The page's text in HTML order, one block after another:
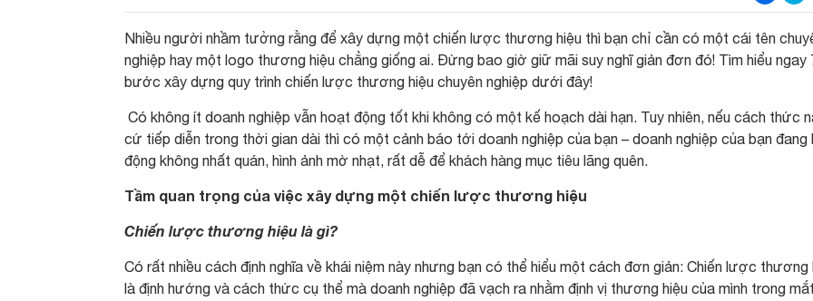
Nhiều người nhầm tưởng rằng để xây dựng một chiến lược thương hiệu thì bạn chỉ cần có một cái tên
nghiệp hay một logo thương hiệu chẳng giống ai. Đừng bao giờ giữ mãi suy nghĩ giản đơn đó! Tìm hiểu ngay
bước xây dựng quy trình chiến lược thương hiệu chuyên nghiệp dưới đây!
Có không ít doanh nghiệp vẫn hoạt động tốt khi không có một kế hoạch dài hạn. Tuy nhiên, nếu cách thức
cứ tiếp diễn trong thời gian dài thì có một cảnh báo tới doanh nghiệp của bạn – doanh nghiệp của bạn đang
động không nhất quán, hình ảnh mờ nhạt, rất dễ để khách hàng mục tiêu lãng quên.
Tầm quan trọng của việc xây dựng một chiến lược thương hiệu
Chiến lược thương hiệu là gì?
Có rất nhiều cách định nghĩa về khái niệm này nhưng bạn có thể hiểu một cách đơn giản: Chiến lược thương
là định hướng và cách thức cụ thể mà doanh nghiệp đã vạch ra nhằm định vị thương hiệu của mình trong mắt